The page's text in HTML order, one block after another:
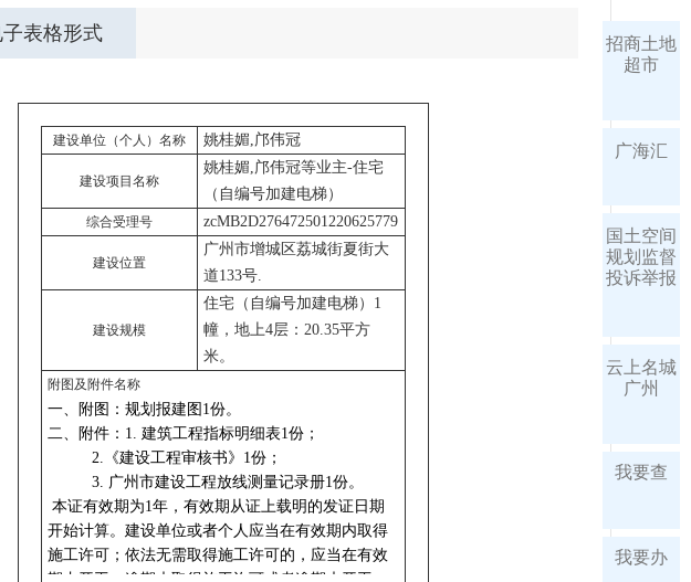
子表格形式
建设单位（个人）名称 姚桂媚,邝伟冠
建设项目名称
姚桂媚,邝伟冠等业主-住宅
（自编号加建电梯）
综合受理号 zcMB2D276472501220625779
建设位置
广州市增城区荔城街夏街大
道133号.
建设规模
住宅（自编号加建电梯）1
幢，地上4层：20.35平方
米。
附图及附件名称
招商土地
超市
广海汇
国土空间
规划监督
投诉举报
云上名城
广州
我要查
我要办